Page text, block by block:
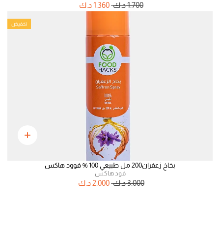
1.700د.ك 1.360 د.ك
تخفيض
بخاخ زعفران200 مل طبيعي 100 % فوود هاكس
فود هاكس
3.000د.ك 2.000 د.ك